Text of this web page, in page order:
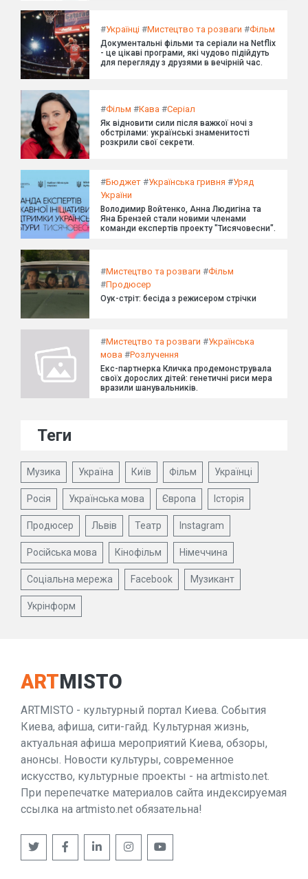
#Українці #Мистецтво та розваги #Фільм
Документальні фільми та серіали на Netflix
- це цікаві програми, які чудово підійдуть
для перегляду з друзями в вечірній час.
#Фільм #Кава #Серіал
Як відновити сили після важкої ночі з
обстрілами: українські знаменитості
розкрили свої секрети.
#Бюджет #Українська гривня #Уряд
України
Володимир Войтенко, Анна Людигіна та
Яна Брензей стали новими членами
команди експертів проекту "Тисячовесни".
#Мистецтво та розваги #Фільм
#Продюсер
Оук-стріт: бесіда з режисером стрічки
#Мистецтво та розваги #Українська
мова #Розлучення
Екс-партнерка Кличка продемонструвала
своїх дорослих дітей: генетичні риси мера
вразили шанувальників.
Теги
Музика Україна Київ Фільм Українці
Росія Українська мова Європа Історія
Продюсер Львів Театр Instagram
Російська мова Кінофільм Німеччина
Соціальна мережа Facebook Музикант
Укрінформ
ARTMISTO
ARTMISTO - культурный портал Киева. События
Киева, афиша, сити-гайд. Культурная жизнь,
актуальная афиша мероприятий Киева, обзоры,
анонсы. Новости культуры, современное
искусство, культурные проекты - на artmisto.net.
При перепечатке материалов сайта индексируемая
ссылка на artmisto.net обязательна!